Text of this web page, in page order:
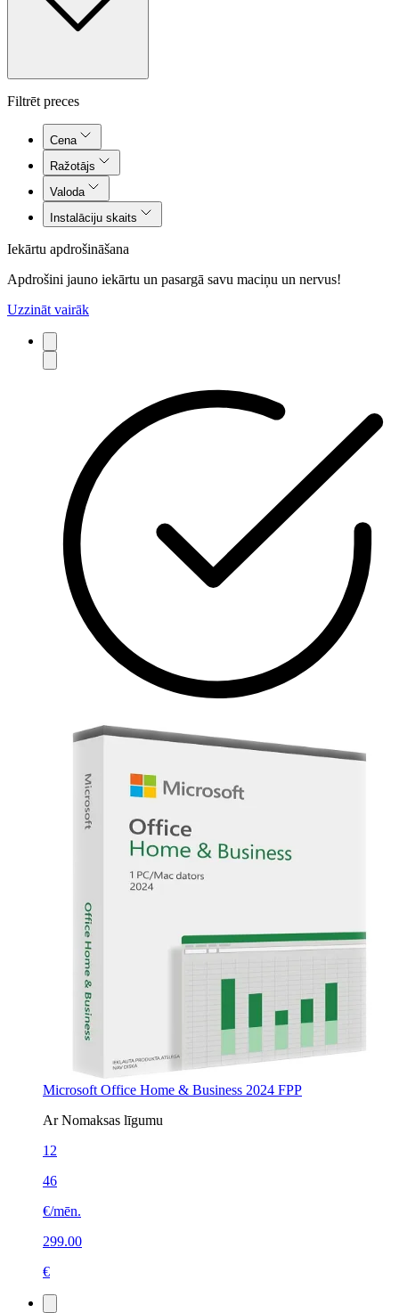
Filtrēt preces
Cena
Ražotājs
Valoda
Instalāciju skaits
Iekārtu apdrošināšana
Apdrošini jauno iekārtu un pasargā savu maciņu un nervus!
Uzzināt vairāk
Microsoft Office Home & Business 2024 FPP
Ar Nomaksas līgumu
12
46
€/mēn.
299.00
€